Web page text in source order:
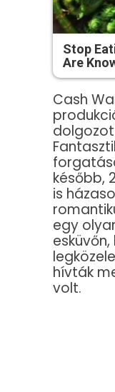
Stop
Are
Cash
később,
is
egy
hívták
volt.